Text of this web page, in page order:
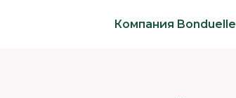
Компания Bonduelle